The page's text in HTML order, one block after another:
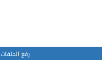
رفع الملفات